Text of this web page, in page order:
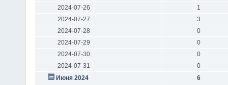
2024-07-26
1
2024-07-27
3
2024-07-28
0
2024-07-29
0
2024-07-30
0
2024-07-31
0
Июня 2024
6